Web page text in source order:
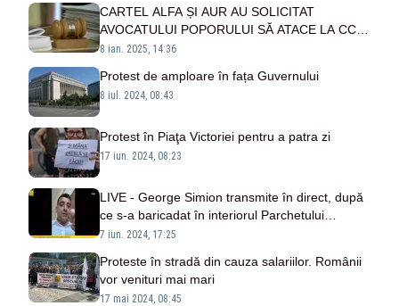
JANDARMERIEI - VIDEO
CARTEL ALFA ȘI AUR AU SOLICITAT
AVOCATULUI POPORULUI SĂ ATACE LA CCR
ORDONANȚA TRENULEȚ
8 ian. 2025, 14:36
Protest de amploare în fața Guvernului
8 iul. 2024, 08:43
Protest în Piaţa Victoriei pentru a patra zi
17 iun. 2024, 08:23
LIVE - George Simion transmite în direct, după
ce s-a baricadat în interiorul Parchetului
General
7 iun. 2024, 17:25
Proteste în stradă din cauza salariilor. Românii
vor venituri mai mari
17 mai 2024, 08:45